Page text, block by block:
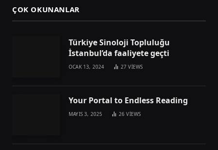
ÇOK OKUNANLAR
Türkiye Sinoloji Topluluğu
İstanbul’da faaliyete geçti
OCAK 13, 2024 27VIEWS
Your Portal to Endless Reading
MAYIS 3, 2025 26VIEWS